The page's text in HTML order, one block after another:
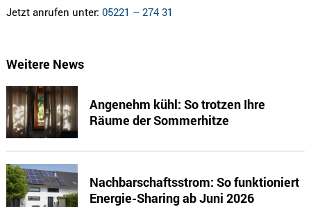
Jetzt anrufen unter: 05221 – 274 31
Weitere News
Angenehm kühl: So trotzen Ihre
Räume der Sommerhitze
Nachbarschaftsstrom: So funktioniert
Energie-Sharing ab Juni 2026